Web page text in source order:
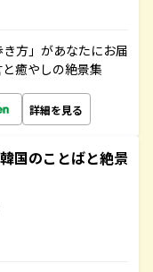
方」があなたにお届
癒やしの絶景集
詳細を見る
国のことばと絶景